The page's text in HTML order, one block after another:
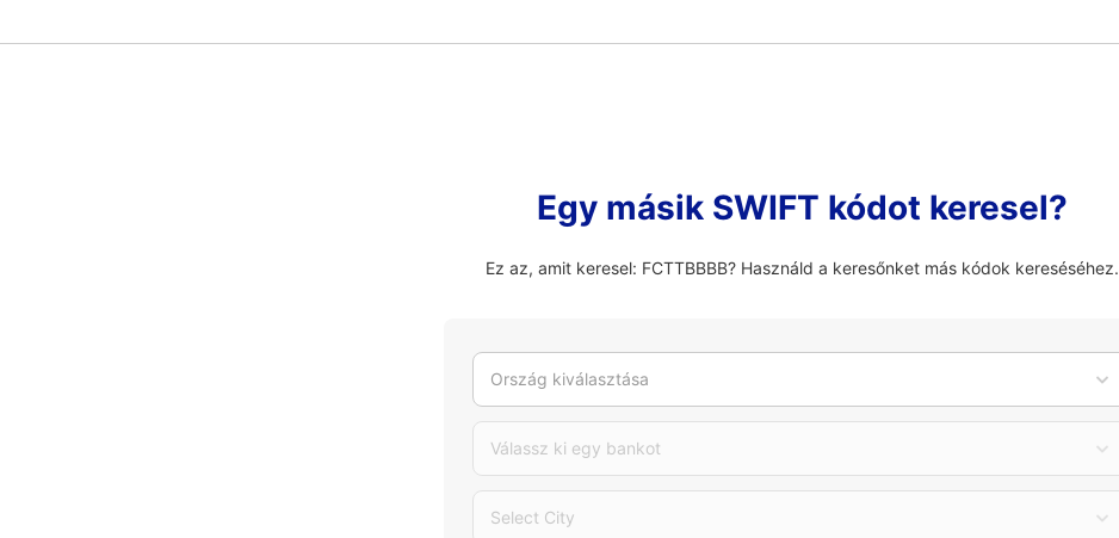
Egy másik SWIFT kódot keresel?
Ez az, amit keresel: FCTTBBBB? Használd a keresőnket más kódok kereséséhez.
Ország kiválasztása
Válassz ki egy bankot
Select City